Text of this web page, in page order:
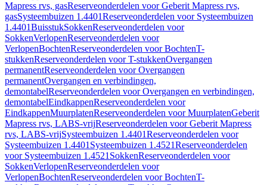
Mapress rvs, gasReserveonderdelen voor Geberit Mapress rvs,
gasSysteembuizen 1.4401Reserveonderdelen voor Systeembuizen
1.4401BuisstukSokkenReserveonderdelen voor
SokkenVerlopenReserveonderdelen voor
VerlopenBochtenReserveonderdelen voor BochtenT-
stukkenReserveonderdelen voor T-stukkenOvergangen
permanentReserveonderdelen voor Overgangen
permanentOvergangen en verbindingen,
demontabelReserveonderdelen voor Overgangen en verbindingen,
demontabelEindkappenReserveonderdelen voor
EindkappenMuurplatenReserveonderdelen voor MuurplatenGeberit
Mapress rvs, LABS-vrijReserveonderdelen voor Geberit Mapress
rvs, LABS-vrijSysteembuizen 1.4401Reserveonderdelen voor
Systeembuizen 1.4401 Systeembuizen 1.4521Reserveonderdelen
voor Systeembuizen 1.4521 SokkenReserveonderdelen voor
SokkenVerlopenReserveonderdelen voor
VerlopenBochtenReserveonderdelen voor BochtenT-